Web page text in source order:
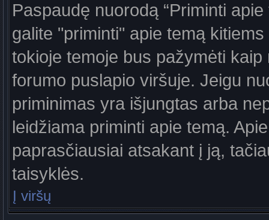
Paspaudę nuorodą “Priminti
galite "priminti" apie temą
tokioje temoje bus pažymėti
forumo puslapio viršuje. Jeigu
priminimas yra išjungtas arba
leidžiama priminti apie temą.
paprasčiausiai atsakant į ją,
taisyklės.
Į viršų